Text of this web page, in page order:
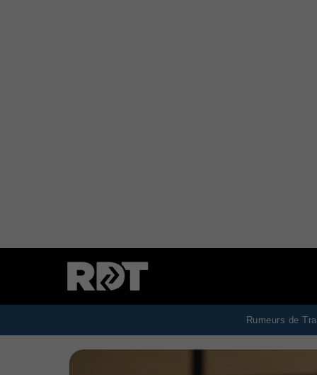
Rumeurs de